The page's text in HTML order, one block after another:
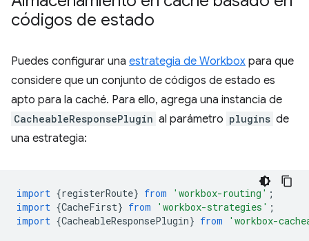
códigos de estado
Puedes configurar una estrategia de Workbox para que
considere que un conjunto de códigos de estado es
apto para la caché. Para ello, agrega una instancia de
CacheableResponsePlugin al parámetro plugins de
una estrategia:
import {registerRoute} from 'workbox-routing' ;
import {CacheFirst} from 'workbox-strategies' ;
import {CacheableResponsePlugin} from 'workbox-